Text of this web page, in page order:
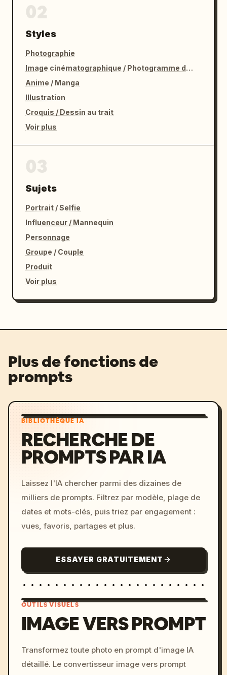
Styles
Photographie
Image cinématographique / Photogramme de film
Anime / Manga
Illustration
Croquis / Dessin au trait
Voir plus
Sujets
Portrait / Selfie
Influenceur / Mannequin
Personnage
Groupe / Couple
Produit
Voir plus
Plus de fonctions de
prompts
BIBLIOTHÈQUE IA
RECHERCHE DE
PROMPTS PAR IA
Laissez l'IA chercher parmi des dizaines de
milliers de prompts. Filtrez par modèle, plage de
dates et mots-clés, puis triez par engagement :
vues, favoris, partages et plus.
ESSAYER GRATUITEMENT
c, cyberpunk sunset, neon
colors, 8k --v 6.0
OUTILS VISUELS
IMAGE VERS PROMPT
Transformez toute photo en prompt d'image IA
détaillé. Le convertisseur image vers prompt